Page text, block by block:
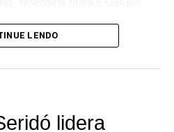
eleitorais importantes
buscando garantir um
a briga pela última
mais acirradas da eleição para
LENDO
lidera